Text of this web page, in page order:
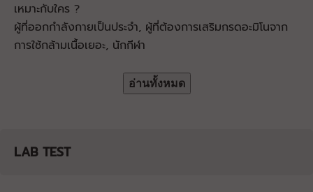
เหมาะกับใคร ?
ผู้ที่ออกกำลังกายเป็นประจำ, ผู้ที่ต้องการเสริมกรดอะมิโนจาก
การใช้กล้ามเนื้อเยอะ, นักกีฬา
อ่านทั้งหมด
LAB TEST